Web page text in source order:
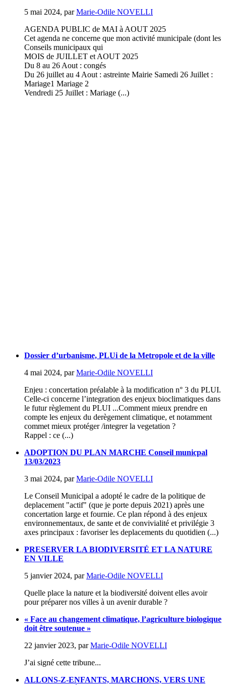
5 mai 2024, parMarie-Odile NOVELLI
AGENDA PUBLIC de MAI à AOUT 2025
Cet agenda ne concerne que mon activité municipale (dont les
Conseils municipaux qui
MOIS de JUILLET et AOUT 2025
Du 8 au 26 Aout : congés
Du 26 juillet au 4 Aout : astreinte Mairie Samedi 26 Juillet :
Mariage1 Mariage 2
Vendredi 25 Juillet : Mariage (...)
Dossier d’urbanisme, PLUi de la Metropole et de la ville
4 mai 2024, parMarie-Odile NOVELLI
Enjeu : concertation préalable à la modification n° 3 du PLUI.
Celle-ci concerne l’integration des enjeux bioclimatiques dans
le futur règlement du PLUI ...Comment mieux prendre en
compte les enjeux du derègement climatique, et notamment
commet mieux protéger /integrer la vegetation ?
Rappel : ce (...)
ADOPTION DU PLAN MARCHE Conseil municpal
13/03/2023
3 mai 2024, parMarie-Odile NOVELLI
Le Conseil Municipal a adopté le cadre de la politique de
deplacement "actif" (que je porte depuis 2021) après une
concertation large et fournie. Ce plan répond à des enjeux
environnementaux, de sante et de convivialité et privilégie 3
axes principaux : favoriser les deplacements du quotidien (...)
PRESERVER LA BIODIVERSITÉ ET LA NATURE
EN VILLE
5 janvier 2024, parMarie-Odile NOVELLI
Quelle place la nature et la biodiversité doivent elles avoir
pour préparer nos villes à un avenir durable ?
« Face au changement climatique, l’agriculture biologique
doit être soutenue »
22 janvier 2023, parMarie-Odile NOVELLI
J’ai signé cette tribune...
ALLONS-Z-ENFANTS, MARCHONS, VERS UNE